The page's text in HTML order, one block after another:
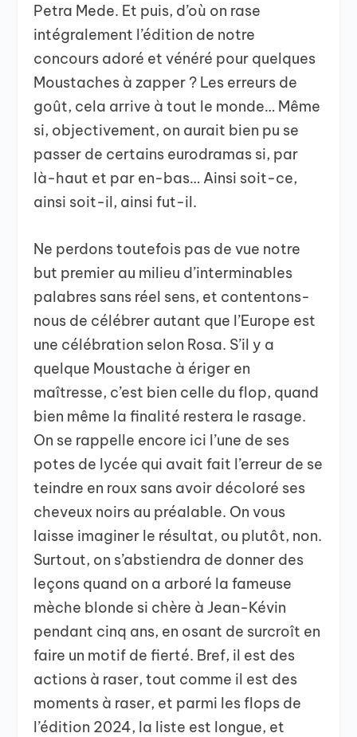
Petra Mede. Et puis, d’où on rase
intégralement l’édition de notre
concours adoré et vénéré pour quelques
Moustaches à zapper ? Les erreurs de
goût, cela arrive à tout le monde… Même
si, objectivement, on aurait bien pu se
passer de certains eurodramas si, par
là-haut et par en-bas… Ainsi soit-ce,
ainsi soit-il, ainsi fut-il.
Ne perdons toutefois pas de vue notre
but premier au milieu d’interminables
palabres sans réel sens, et contentons-
nous de célébrer autant que l’Europe est
une célébration selon Rosa. S’il y a
quelque Moustache à ériger en
maîtresse, c’est bien celle du flop, quand
bien même la finalité restera le rasage.
On se rappelle encore ici l’une de ses
potes de lycée qui avait fait l’erreur de se
teindre en roux sans avoir décoloré ses
cheveux noirs au préalable. On vous
laisse imaginer le résultat, ou plutôt, non.
Surtout, on s’abstiendra de donner des
leçons quand on a arboré la fameuse
mèche blonde si chère à Jean-Kévin
pendant cinq ans, en osant de surcroît en
faire un motif de fierté. Bref, il est des
actions à raser, tout comme il est des
moments à raser, et parmi les flops de
l’édition 2024, la liste est longue, et